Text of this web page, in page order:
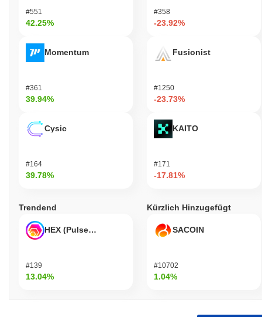
#551
42.25%
Momentum
#361
39.94%
Cysic
#164
39.78%
#358
-23.92%
Fusionist
#1250
-23.73%
KAITO
#171
-17.81%
Trendend
HEX (Pulsechain)
#139
13.04%
Kürzlich Hinzugefügt
SACOIN
#10702
1.04%